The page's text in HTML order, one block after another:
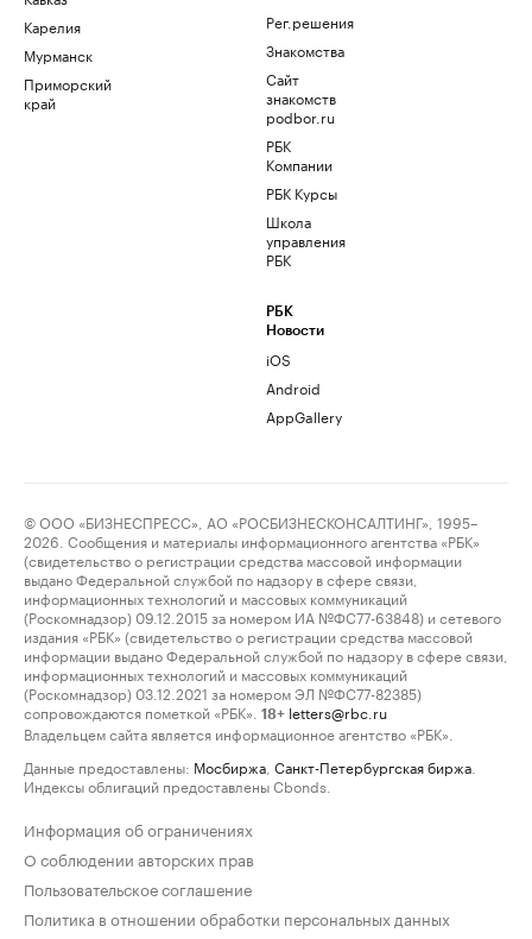
Карелия
Мурманск
Приморский
край
Рег.решения
Знакомства
Сайт
знакомств
podbor.ru
РБК
Компании
РБК Курсы
Школа
управления
РБК
РБК
Новости
iOS
Android
AppGallery
© ООО «БИЗНЕСПРЕСС», АО «РОСБИЗНЕСКОНСАЛТИНГ», 1995–
2026. Сообщения и материалы информационного агентства «РБК»
(свидетельство о регистрации средства массовой информации
выдано Федеральной службой по надзору в сфере связи,
информационных технологий и массовых коммуникаций
(Роскомнадзор) 09.12.2015 за номером ИА №ФС77-63848) и сетевого
издания «РБК» (свидетельство о регистрации средства массовой
информации выдано Федеральной службой по надзору в сфере связи,
информационных технологий и массовых коммуникаций
(Роскомнадзор) 03.12.2021 за номером ЭЛ №ФС77-82385)
сопровождаются пометкой «РБК».
18+ letters@rbc.ru
Владельцем сайта является информационное агентство «РБК».
Данные предоставлены: Мосбиржа Санкт-Петербургская биржа
Индексы облигаций предоставлены Cbonds.
Информация об ограничениях
О соблюдении авторских прав
Пользовательское соглашение
Политика в отношении обработки персональных данных